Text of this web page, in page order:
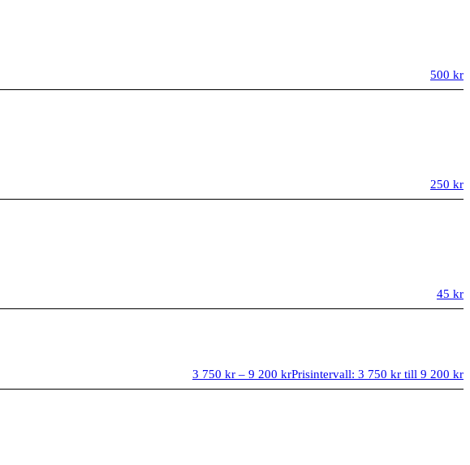
500 kr
250 kr
45 kr
3 750 kr – 9 200 krPrisintervall: 3 750 kr till 9 200 kr